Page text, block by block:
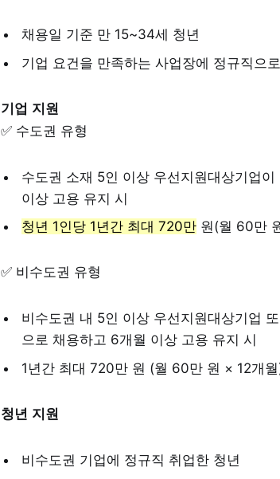
채용일 기준 만 15~34세 청년
기업 요건을 만족하는 사업장에 정규직으
기업 지원
✅ 수도권 유형
수도권 소재 5인 이상 우선지원대상기업
이상 고용 유지 시
청년 1인당 1년간 최대 720만원(월 60만
✅ 비수도권 유형
비수도권 내 5인 이상 우선지원대상기업
으로 채용하고 6개월 이상 고용 유지 시
1년간 최대 720만 원 (월 60만 원 × 12개
청년 지원
비수도권 기업에 정규직 취업한 청년